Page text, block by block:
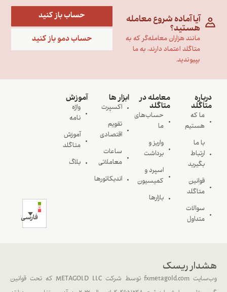
آیا آماده شروع معامله
هستید؟
مانند هزاران معامله‌گر که به
متاگلد اعتماد دارند، به ما
بپیوندید.
حساب باز کنید
حساب دمو باز کنید
درباره
متاگلد
ما که
هستیم
با ما
ارتباط
بگیرید
قوانین
متاگلد
سوالات
متداول
معامله در
متاگلد
حساب‌های
ما
واریز و
برداشت
اسپرد و
کمیسیون
بازارها
ابزار ها
اکسپرت
تقویم
اقتصادی
ساعات
معاملاتی
اندیکاتورها
آموزش
واژه
نامه
آموزش
متاگلد
بلاگ
فارسی
هشدار ریسک
وب‌سایت fxmetagold.com توسط شرکت METAGOLD LLC که تحت قوانین